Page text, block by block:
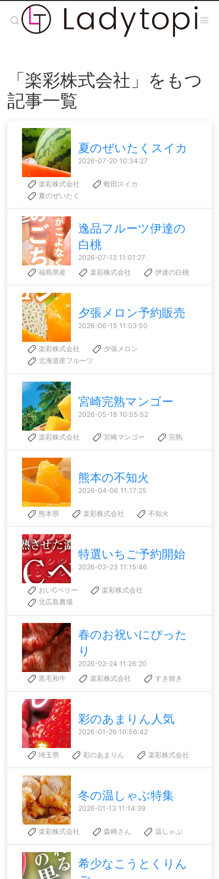
「楽彩株式会社」をもつ
記事一覧
夏のぜいたくスイカ
2026-07-20 10:34:27
楽彩株式会社
蛭田スイカ
夏のぜいたく
逸品フルーツ伊達の
白桃
2026-07-13 11:01:27
福島県産
楽彩株式会社 伊達の白桃
夕張メロン予約販売
2026-06-15 11:03:50
楽彩株式会社
夕張メロン
北海道産フルーツ
宮崎完熟マンゴー
2026-05-18 10:55:52
楽彩株式会社 宮崎マンゴー 完熟
熊本の不知火
2026-04-06 11:17:25
熊本県 楽彩株式会社 不知火
特選いちご予約開始
2026-03-23 11:15:46
おいCベリー
楽彩株式会社
北広島農場
春のお祝いにぴった
り
2026-02-24 11:26:20
黒毛和牛
楽彩株式会社 すき焼き
彩のあまりん人気
2026-01-26 10:56:42
埼玉県 彩のあまりん 楽彩株式会社
冬の温しゃぶ特集
2026-01-13 11:14:39
楽彩株式会社 森崎さん 温しゃぶ
希少なこうとくりん